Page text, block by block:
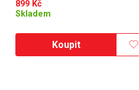
899 Kč
Skladem
Koupit